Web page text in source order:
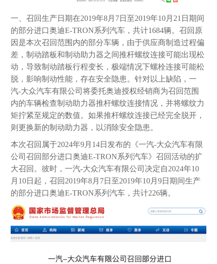
一、召回生产日期在2019年8月7日至2019年10月21日期间
的部分进口奥迪E-TRON系列汽车，共计1684辆。召回原
因是本次召回范围内的部分车辆，由于供应商制造过程偏
差，制动踏板和制动助力器之间推杆螺纹连接可能出现松
动，导致制动踏板行程变长，极端情况下螺栓连接可能松
脱，影响制动性能，存在安全隐患。针对以上缺陷，一
汽-大众汽车有限公司将委托奥迪授权经销商为召回范围
内的车辆检查制动助力器推杆螺纹连接情况，并将螺纹力
矩拧紧至规定的数值。如果推杆螺纹连接已经完全脱开，
则更换新的制动助力器，以消除安全隐患。
本次召回属于2024年9月14日发布的《一汽-大众汽车有限
公司召回部分进口奥迪E-TRON系列汽车》召回活动的扩
大召回。彼时，一汽-大众汽车有限公司决定自2024年10
月10日起，召回2019年8月7日至2019年10月9日期间生产
的部分进口奥迪E-TRON系列汽车，共计226辆。